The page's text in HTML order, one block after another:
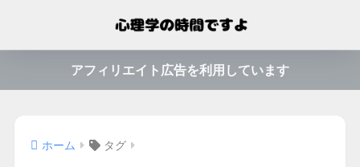
アフィリエイト広告を利用しています
ホーム タグ